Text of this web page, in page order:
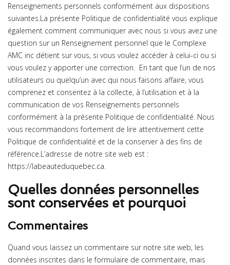
Renseignements personnels conformément aux dispositions
suivantes.La présente Politique de confidentialité vous explique
également comment communiquer avec nous si vous avez une
question sur un Renseignement personnel que le Complexe
AMC inc détient sur vous, si vous voulez accéder à celui-ci ou si
vous voulez y apporter une correction. En tant que l’un de nos
utilisateurs ou quelqu’un avec qui nous faisons affaire, vous
comprenez et consentez à la collecte, à l’utilisation et à la
communication de vos Renseignements personnels
conformément à la présente Politique de confidentialité. Nous
vous recommandons fortement de lire attentivement cette
Politique de confidentialité et de la conserver à des fins de
référence.L’adresse de notre site web est :
https://labeauteduquebec.ca.
Quelles données personnelles
sont conservées et pourquoi
Commentaires
Quand vous laissez un commentaire sur notre site web, les
données inscrites dans le formulaire de commentaire, mais